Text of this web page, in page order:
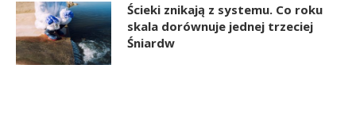
Ścieki znikają z systemu. Co roku
skala dorównuje jednej trzeciej
Śniardw